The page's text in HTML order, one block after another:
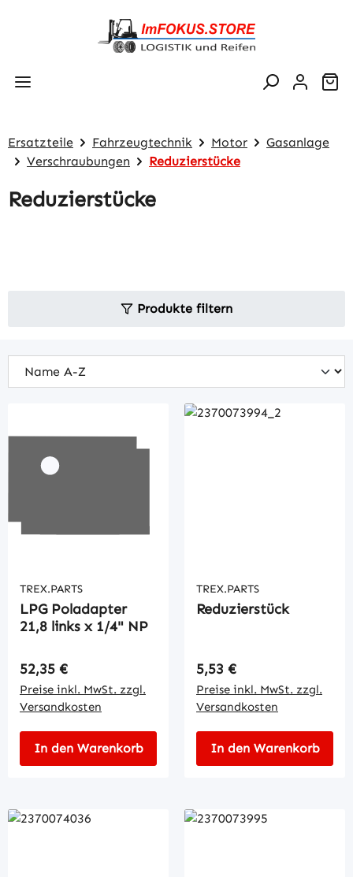
Zum Hauptinhalt springen
Ersatzteile Fahrzeugtechnik Motor
Gasanlage
Verschraubungen
Reduzierstücke
Reduzierstücke
Produkte filtern
TREX.PARTS
LPG Poladapter
21,8 links x 1/4" NP
Regulärer Preis:
52,35 €
Preise inkl. MwSt. zzgl.
Versandkosten
In den Warenkorb
TREX.PARTS
Reduzierstück
Regulärer Preis:
5,53 €
Preise inkl. MwSt. zzgl.
Versandkosten
In den Warenkorb